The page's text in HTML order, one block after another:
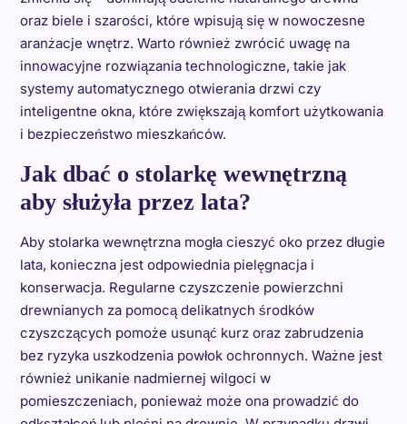
oraz biele i szarości, które wpisują się w nowoczesne
aranżacje wnętrz. Warto również zwrócić uwagę na
innowacyjne rozwiązania technologiczne, takie jak
systemy automatycznego otwierania drzwi czy
inteligentne okna, które zwiększają komfort użytkowania
i bezpieczeństwo mieszkańców.
Jak dbać o stolarkę wewnętrzną
aby służyła przez lata?
Aby stolarka wewnętrzna mogła cieszyć oko przez długie
lata, konieczna jest odpowiednia pielęgnacja i
konserwacja. Regularne czyszczenie powierzchni
drewnianych za pomocą delikatnych środków
czyszczących pomoże usunąć kurz oraz zabrudzenia
bez ryzyka uszkodzenia powłok ochronnych. Ważne jest
również unikanie nadmiernej wilgoci w
pomieszczeniach, ponieważ może ona prowadzić do